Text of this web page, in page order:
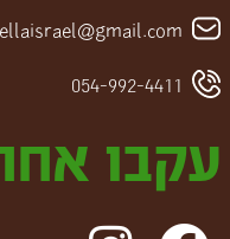
054-992-4411
עקבו